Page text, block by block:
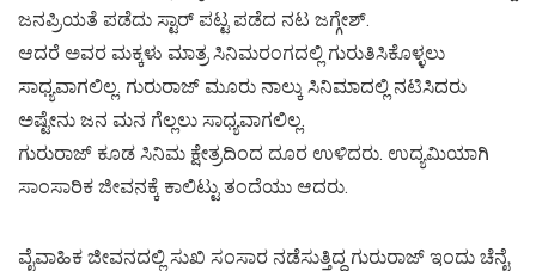
ಜನಪ್ರಿಯತೆ ಪಡೆದು ಸ್ಟಾರ್ ಪಟ್ಟ ಪಡೆದ ನಟ ಜಗ್ಗೇಶ್.
ಆದರೆ ಅವರ ಮಕ್ಕಳು ಮಾತ್ರ ಸಿನಿಮರಂಗದಲ್ಲಿ ಗುರುತಿಸಿಕೊಳ್ಳಲು
ಸಾಧ್ಯವಾಗಲಿಲ್ಲ. ಗುರುರಾಜ್ ಮೂರು ನಾಲ್ಕು ಸಿನಿಮಾದಲ್ಲಿ ನಟಿಸಿದರು
ಅಷ್ಟೇನು ಜನ ಮನ ಗೆಲ್ಲಲು ಸಾಧ್ಯವಾಗಲಿಲ್ಲ.
ಗುರುರಾಜ್ ಕೂಡ ಸಿನಿಮ ಕ್ಷೇತ್ರದಿಂದ ದೂರ ಉಳಿದರು. ಉದ್ಯಮಿಯಾಗಿ
ಸಾಂಸಾರಿಕ ಜೀವನಕ್ಕೆ ಕಾಲಿಟ್ಟು ತಂದೆಯು ಆದರು.
ವೈವಾಹಿಕ ಜೀವನದಲ್ಲಿ‌ ಸುಖಿ ಸಂಸಾರ ನಡೆಸುತ್ತಿದ್ದ ಗುರುರಾಜ್ ಇಂದು ಚೆನೈ